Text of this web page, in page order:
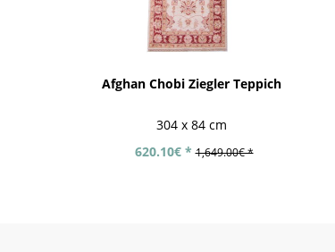
Afghan Chobi Ziegler Teppich
304 x 84 cm
620.10€ * 1,649.00€ *